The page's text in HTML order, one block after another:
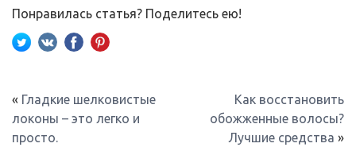
Понравилась статья? Поделитесь ею!
« Гладкие шелковистые
локоны – это легко и
просто.
Как восстановить
обожженные волосы?
Лучшие средства »